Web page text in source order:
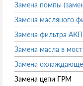
Замена помпы
Замена масляного
Замена фильтра
Замена масла в
Замена
Замена цепи ГРМ